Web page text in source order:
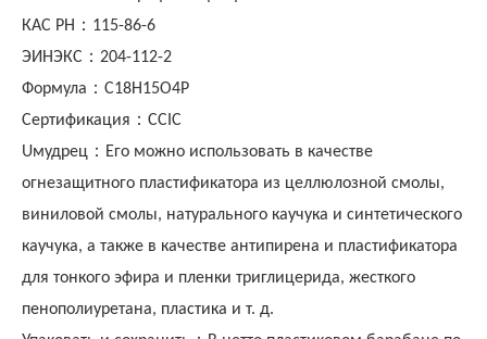
КАС РН ： 115-86-6
ЭИНЭКС ： 204-112-2
Формула ： C18H15O4P
Сертификация ： CCIC
Uмудрец ： Его можно использовать в качестве
огнезащитного пластификатора из целлюлозной смолы,
виниловой смолы, натурального каучука и синтетического
каучука, а также в качестве антипирена и пластификатора
для тонкого эфира и пленки триглицерида, жесткого
пенополиуретана, пластика и т. д.